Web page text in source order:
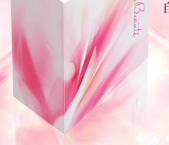
ブランドについて
お知らせ・キャンペーン
お問い合わせ